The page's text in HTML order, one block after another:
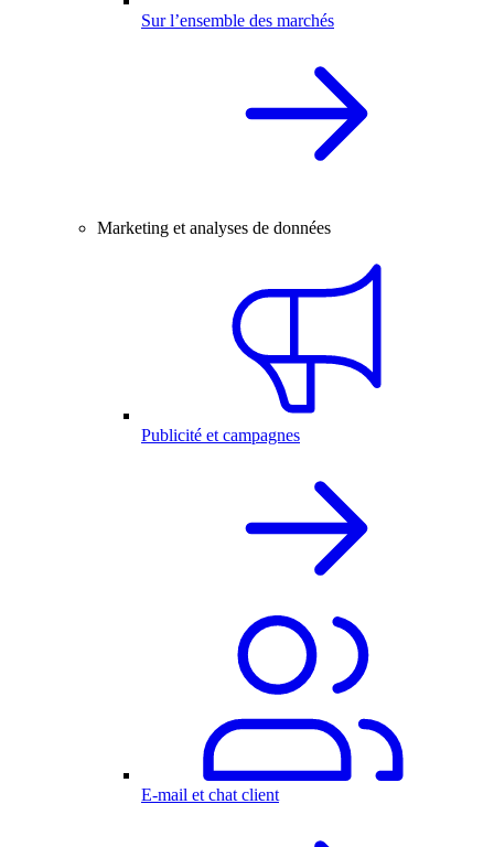
Sur l’ensemble des marchés
Marketing et analyses de données
Publicité et campagnes
E-mail et chat client